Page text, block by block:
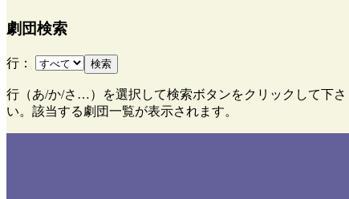
劇団検索
行： 検索
行（あ/か/さ…）を選択して検索ボタンをクリックして下さ
い。該当する劇団一覧が表示されます。